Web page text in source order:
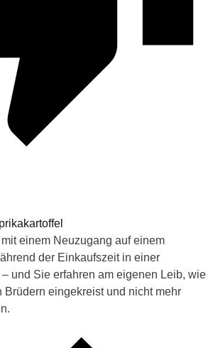
einem Neuzugang auf einem
der Einkaufszeit in einer
und Sie erfahren am eigenen Leib, wie
Brüdern eingekreist und nicht mehr